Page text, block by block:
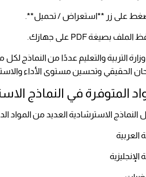
التربية والتعليم عددًا من
الحقيقي وتحسين مستوى الأداء
المتوفرة في النماذج
الاسترشادية العديد من المواد
العربية
الإنجليزية